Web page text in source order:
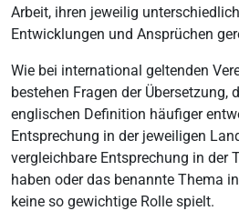
Arbeit, ihren jeweilig
Entwicklungen und Ansprüchen
Wie bei international geltenden
bestehen Fragen der Übersetzung,
englischen Definition häufiger
Entsprechung in der jeweiligen
vergleichbare Entsprechung in der
haben oder das benannte Thema
keine so gewichtige Rolle spielt.